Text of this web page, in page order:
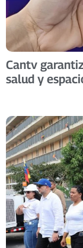
Cantv
salud y